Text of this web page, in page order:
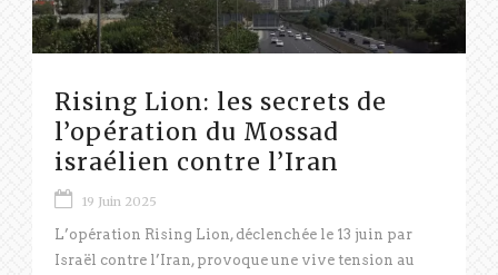
Rising Lion: les secrets de
l’opération du Mossad
israélien contre l’Iran
19 Juin 2025
L’opération Rising Lion, déclenchée le 13 juin par
Israël contre l’Iran, provoque une vive tension au